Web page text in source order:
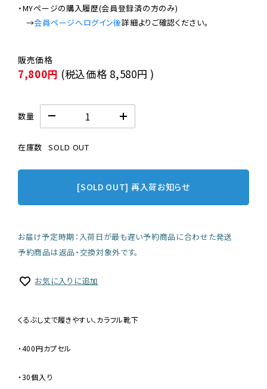
・MYページの購入履歴(会員登録済の方のみ)
→会員ページへログイン後
7,800円 (税込価格 8,580円 )
数量
在庫数 SOLD OUT
[SOLD OUT] 再入荷お知らせ
お届け予定時期：入荷日が最も遅い予約商品に合わせた発送
予約商品は返品・交換対象外です。
お気に入りに追加
くるぶし丈で履きやすい、カラフル靴下
・400円カプセル
・30個入り